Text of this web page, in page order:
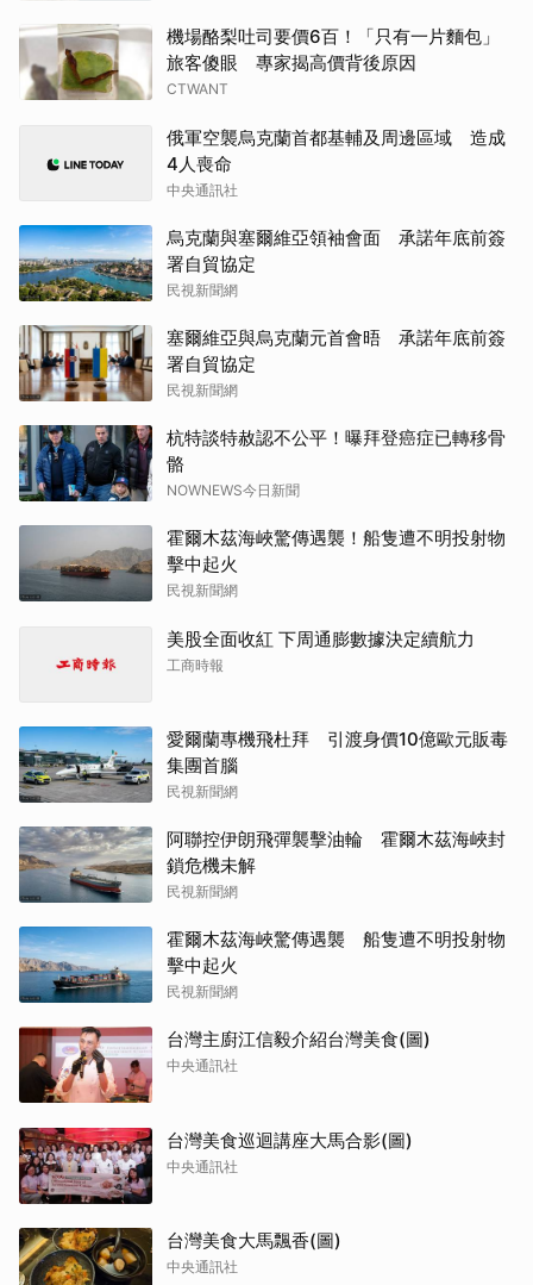
機場酪梨吐司要價6百！「只有一片麵包」
旅客傻眼 專家揭高價背後原因
CTWANT
俄軍空襲烏克蘭首都基輔及周邊區域 造成
4人喪命
中央通訊社
烏克蘭與塞爾維亞領袖會面 承諾年底前簽
署自貿協定
民視新聞網
塞爾維亞與烏克蘭元首會晤 承諾年底前簽
署自貿協定
民視新聞網
杭特談特赦認不公平！曝拜登癌症已轉移骨
骼
NOWNEWS今日新聞
霍爾木茲海峽驚傳遇襲！船隻遭不明投射物
擊中起火
民視新聞網
美股全面收紅 下周通膨數據決定續航力
工商時報
愛爾蘭專機飛杜拜 引渡身價10億歐元販毒
集團首腦
民視新聞網
阿聯控伊朗飛彈襲擊油輪 霍爾木茲海峽封
鎖危機未解
民視新聞網
霍爾木茲海峽驚傳遇襲 船隻遭不明投射物
擊中起火
民視新聞網
台灣主廚江信毅介紹台灣美食(圖)
中央通訊社
台灣美食巡迴講座大馬合影(圖)
中央通訊社
台灣美食大馬飄香(圖)
中央通訊社